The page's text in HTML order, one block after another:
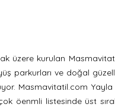
üzere kurulan
parkurları ve doğal
Masmavitatil.com
öenmli listesinde üst